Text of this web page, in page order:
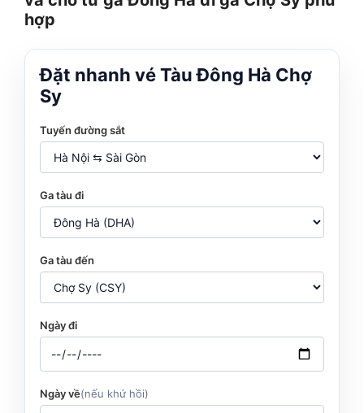
hợp
Đặt nhanh vé Tàu Đông Hà Chợ
Sy
Tuyến đường sắt
Ga tàu đi
Ga tàu đến
Ngày đi
Ngày về(nếu khứ hồi)